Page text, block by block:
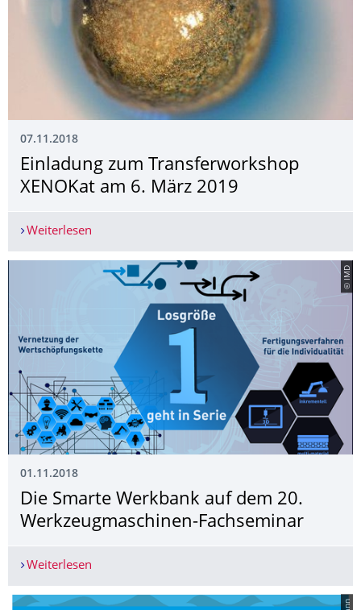
07.11.2018
Einladung zum Transferworkshop
XENOKat am 6. März 2019
Weiterlesen
© IMD
01.11.2018
Die Smarte Werkbank auf dem 20.
Werkzeugmaschinen-Fachseminar
Weiterlesen